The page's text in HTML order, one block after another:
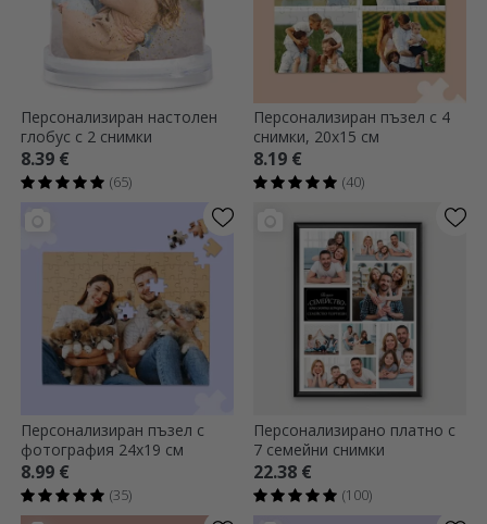
Персонализиран настолен
глобус с 2 снимки
8.39 €
(65)
Персонализиран пъзел с 4
снимки, 20x15 см
8.19 €
(40)
Персонализиран пъзел с
фотография 24x19 см
8.99 €
(35)
Персонализирано платно с
7 семейни снимки
22.38 €
(100)